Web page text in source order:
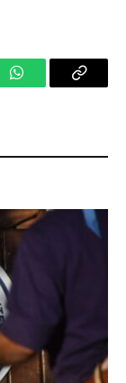
WhatsAppCopy